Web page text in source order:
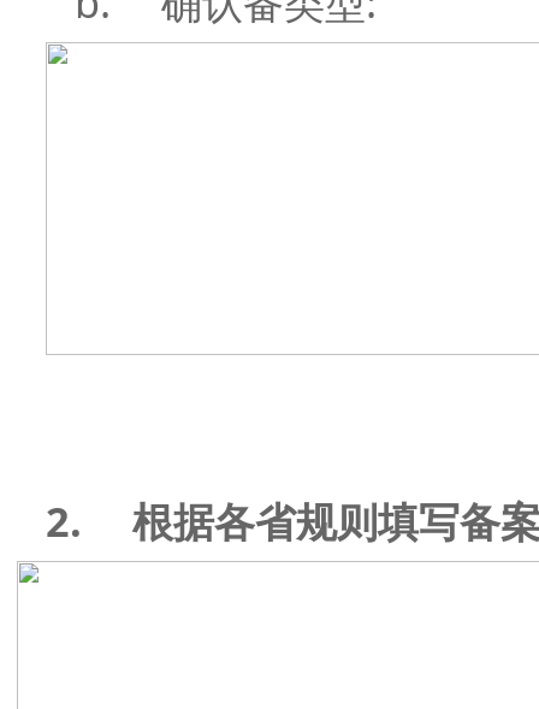
2. 根据各省规则填写备